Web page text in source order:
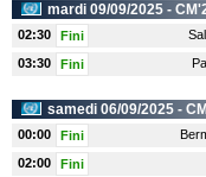
mardi 09/09/2025 -
02:30 Fini
03:30
Fini
samedi 06/09/2025 -
00:00 Fini
02:00
Fini